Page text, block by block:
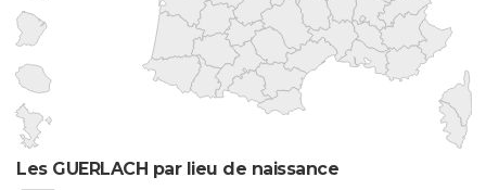
Les GUERLACH par lieu de naissance